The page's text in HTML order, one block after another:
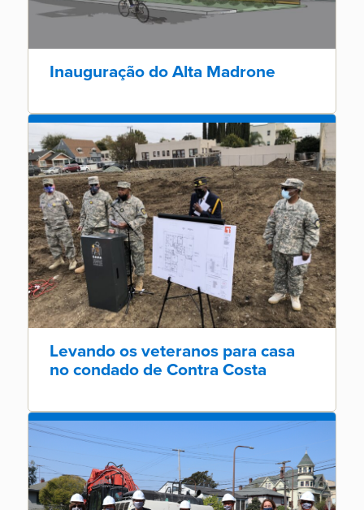
Inauguração do Alta Madrone
Levando os veteranos para casa
no condado de Contra Costa